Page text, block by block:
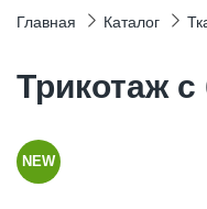
Главная Каталог
Трикотаж
NEW